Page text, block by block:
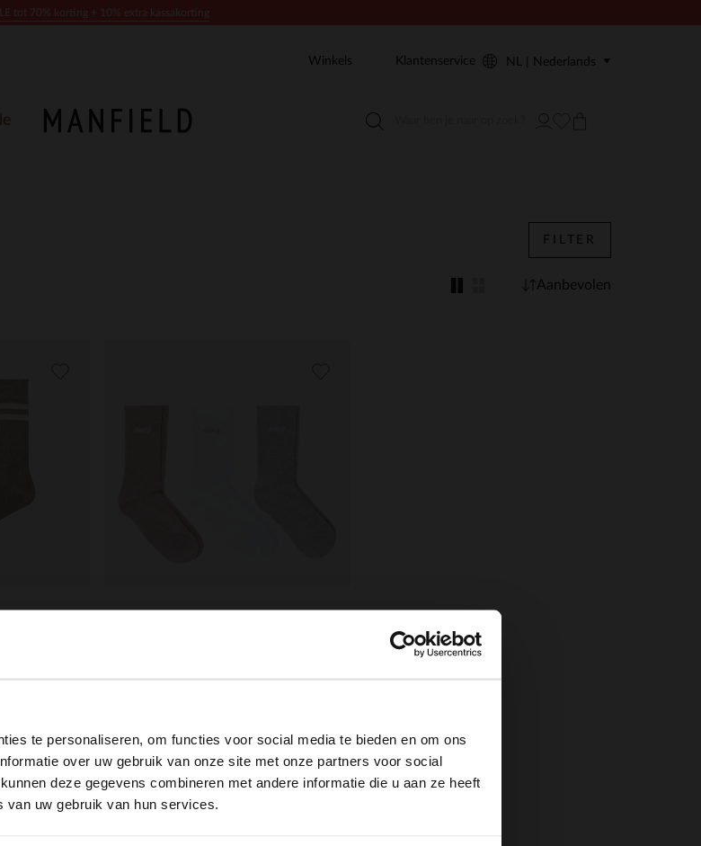
te personaliseren, om functies voor social media te bieden en om ons
over uw gebruik van onze site met onze partners voor social
deze gegevens combineren met andere informatie die u aan ze heeft
uw gebruik van hun services.
Winkels Klantenservice NL | Nederlands
FILTER
Aanbevolen
×
language isn't Dutch. Would you like to